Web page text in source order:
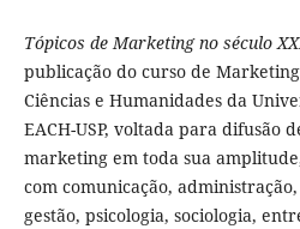
Tópicos de Marketing no século
publicação do curso de
Ciências e Humanidades da
EACH-USP, voltada para difusão
marketing em toda sua
com comunicação,
gestão, psicologia, sociologia,